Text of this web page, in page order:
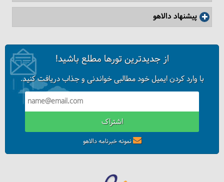
پیشنهاد دالاهو
از جدیدترین تورها مطلع باشید!
با وارد کردن ایمیل خود مطالبی خواندنی و جذاب دریافت کنید.
اشتراک
نمونه خبرنامه دالاهو